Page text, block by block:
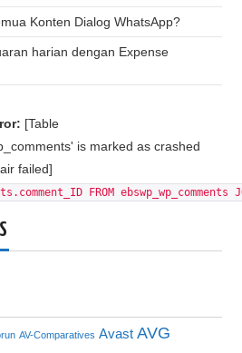
Konten Dialog WhatsApp?
harian dengan Expense
[Table
is marked as crashed
failed]
FROM
AV-Comparatives Avast AVG